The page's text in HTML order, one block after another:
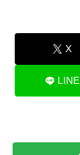
X
LINE